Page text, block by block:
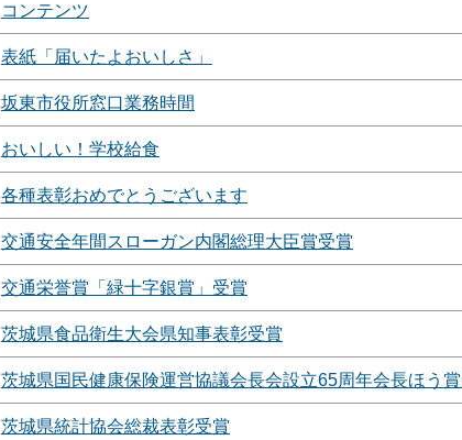
コンテンツ
表紙「届いたよおいしさ」
坂東市役所窓口業務時間
おいしい！学校給食
各種表彰おめでとうございます
交通安全年間スローガン内閣総理大臣賞受賞
交通栄誉賞「緑十字銀賞」受賞
茨城県食品衛生大会県知事表彰受賞
茨城県国民健康保険運営協議会長会設立65周年会長ほう
茨城県統計協会総裁表彰受賞